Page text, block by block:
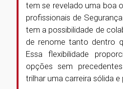
tem se revelado uma boa
profissionais de
tem a possibilidade de
de renome tanto dentro
Essa flexibilidade
opções sem
trilhar uma carreira sólida e